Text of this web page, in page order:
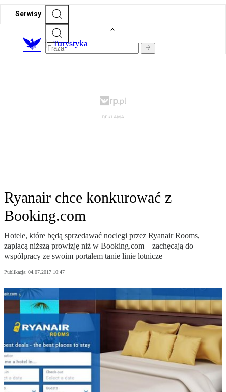
Serwisy
Turystyka
Ryanair chce konkurować z
Booking.com
Hotele, które będą sprzedawać noclegi przez Ryanair Rooms,
zapłacą niższą prowizję niż w Booking.com – zachęcają do
współpracy ze swoim portalem tanie linie lotnicze
Publikacja: 04.07.2017 10:47